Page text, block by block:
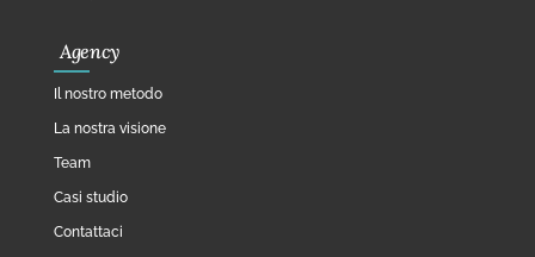
Agency
Il nostro metodo
La nostra visione
Team
Casi studio
Contattaci